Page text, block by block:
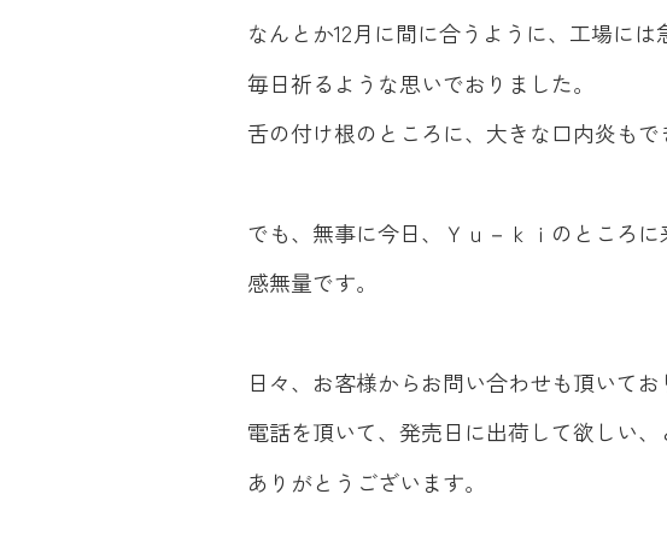
なんとか12月に間に合うように、工場に
毎日祈るような思いでおりました。
舌の付け根のところに、大きな口内炎も
でも、無事に今日、Ｙｕ－ｋｉのところに
感無量です。
日々、お客様からお問い合わせも頂いてお
電話を頂いて、発売日に出荷して欲しい、
ありがとうございます。